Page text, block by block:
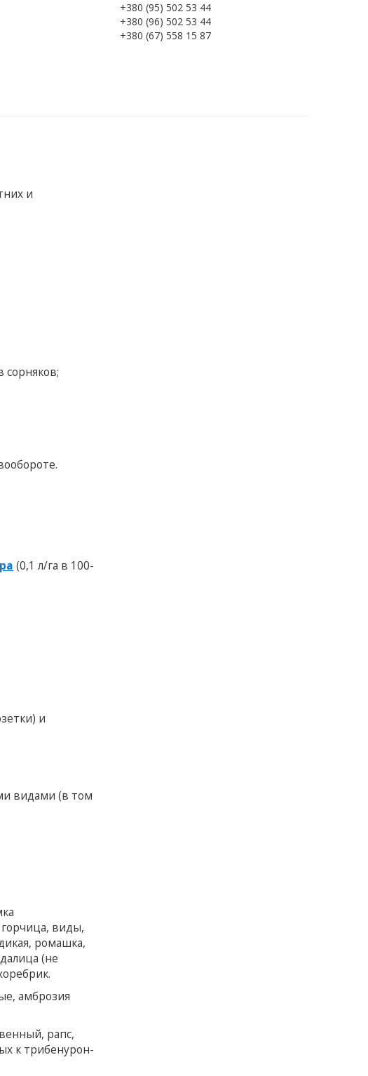
+380 (95) 502 53 44
+380 (96) 502 53 44
+380 (67) 558 15 87
и
(0,1 л/га в 100-
и
видами (в том
виды,
ромашка,
(не
амброзия
рапс,
к трибенурон-